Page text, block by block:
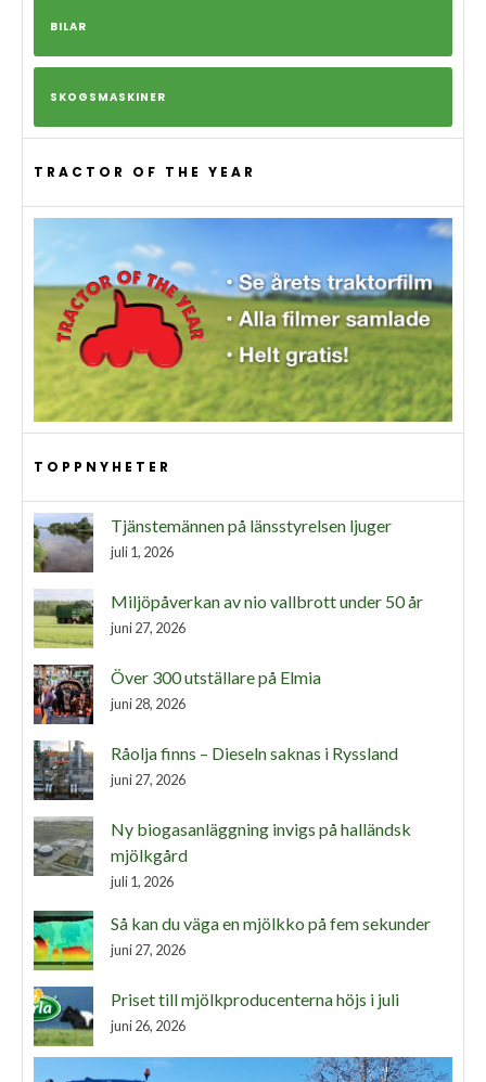
BILAR
SKOGSMASKINER
TRACTOR OF THE YEAR
TOPPNYHETER
Tjänstemännen på länsstyrelsen ljuger
juli 1, 2026
Miljöpåverkan av nio vallbrott under 50 år
juni 27, 2026
Över 300 utställare på Elmia
juni 28, 2026
Råolja finns – Dieseln saknas i Ryssland
juni 27, 2026
Ny biogasanläggning invigs på halländsk
mjölkgård
juli 1, 2026
Så kan du väga en mjölkko på fem sekunder
juni 27, 2026
Priset till mjölkproducenterna höjs i juli
juni 26, 2026